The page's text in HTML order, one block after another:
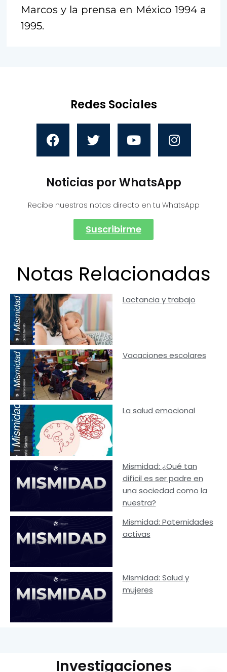
Marcos y la prensa en México 1994 a
1995.
Redes Sociales
Noticias por WhatsApp
Recibe nuestras notas directo en tu WhatsApp
Suscribirme
Notas Relacionadas
Lactancia y trabajo
Vacaciones escolares
La salud emocional
Mismidad: ¿Qué tan
difícil es ser padre en
una sociedad como la
nuestra?
Mismidad: Paternidades
activas
Mismidad: Salud y
mujeres
Investigaciones